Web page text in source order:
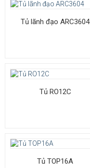
Tủ lãnh đạo ARC3604
Tủ RO12C
Tủ TOP16A